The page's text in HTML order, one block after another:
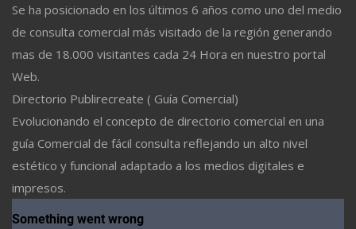
Se ha posicionado en los últimos 6 años como uno del medio
de consulta comercial más visitado de la región generando
mas de 18.000 visitantes cada 24 Hora en nuestro portal
Web.
Directorio Publirecreate ( Guía Comercial)
Evolucionando el concepto de directorio comercial en una
guía Comercial de fácil consulta reflejando un alto nivel
estético y funcional adaptado a los medios digitales e
impresos.